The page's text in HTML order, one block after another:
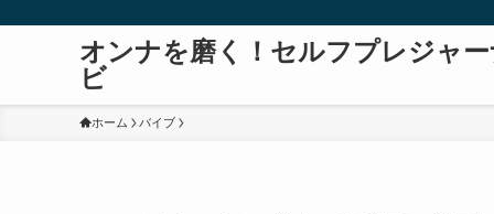
オンナを磨く！セルフプレジャー
ビ
ホーム バイブ